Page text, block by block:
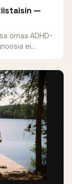
—
omaa ADHD-
ei...